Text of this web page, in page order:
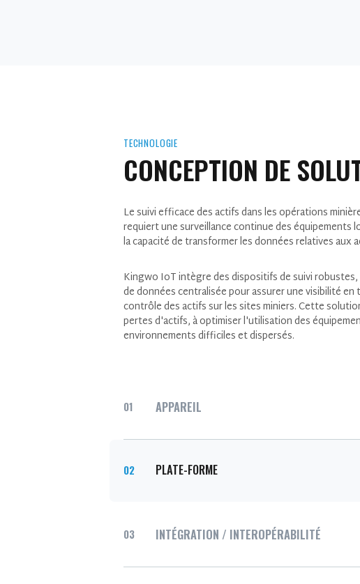
TECHNOLOGIE
CONCEPTION DE
Le suivi efficace des actifs dans les opérations
requiert une surveillance continue des
la capacité de transformer les données relatives aux
Kingwo IoT intègre des dispositifs de suivi
de données centralisée pour assurer une visibilité
contrôle des actifs sur les sites miniers. Cette
pertes d'actifs, à optimiser l'utilisation des
environnements difficiles et dispersés.
01 APPAREIL
02 PLATE-FORME
03 INTÉGRATION / INTEROPÉRABILITÉ